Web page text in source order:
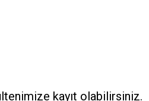
kayıt olabilirsiniz.